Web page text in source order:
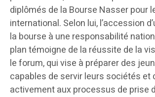
diplômés de la Bourse Nasser pour
international. Selon lui, l’accession
la bourse à une responsabilité
plan témoigne de la réussite de la
le forum, qui vise à préparer des
capables de servir leurs sociétés et
activement aux processus de prise